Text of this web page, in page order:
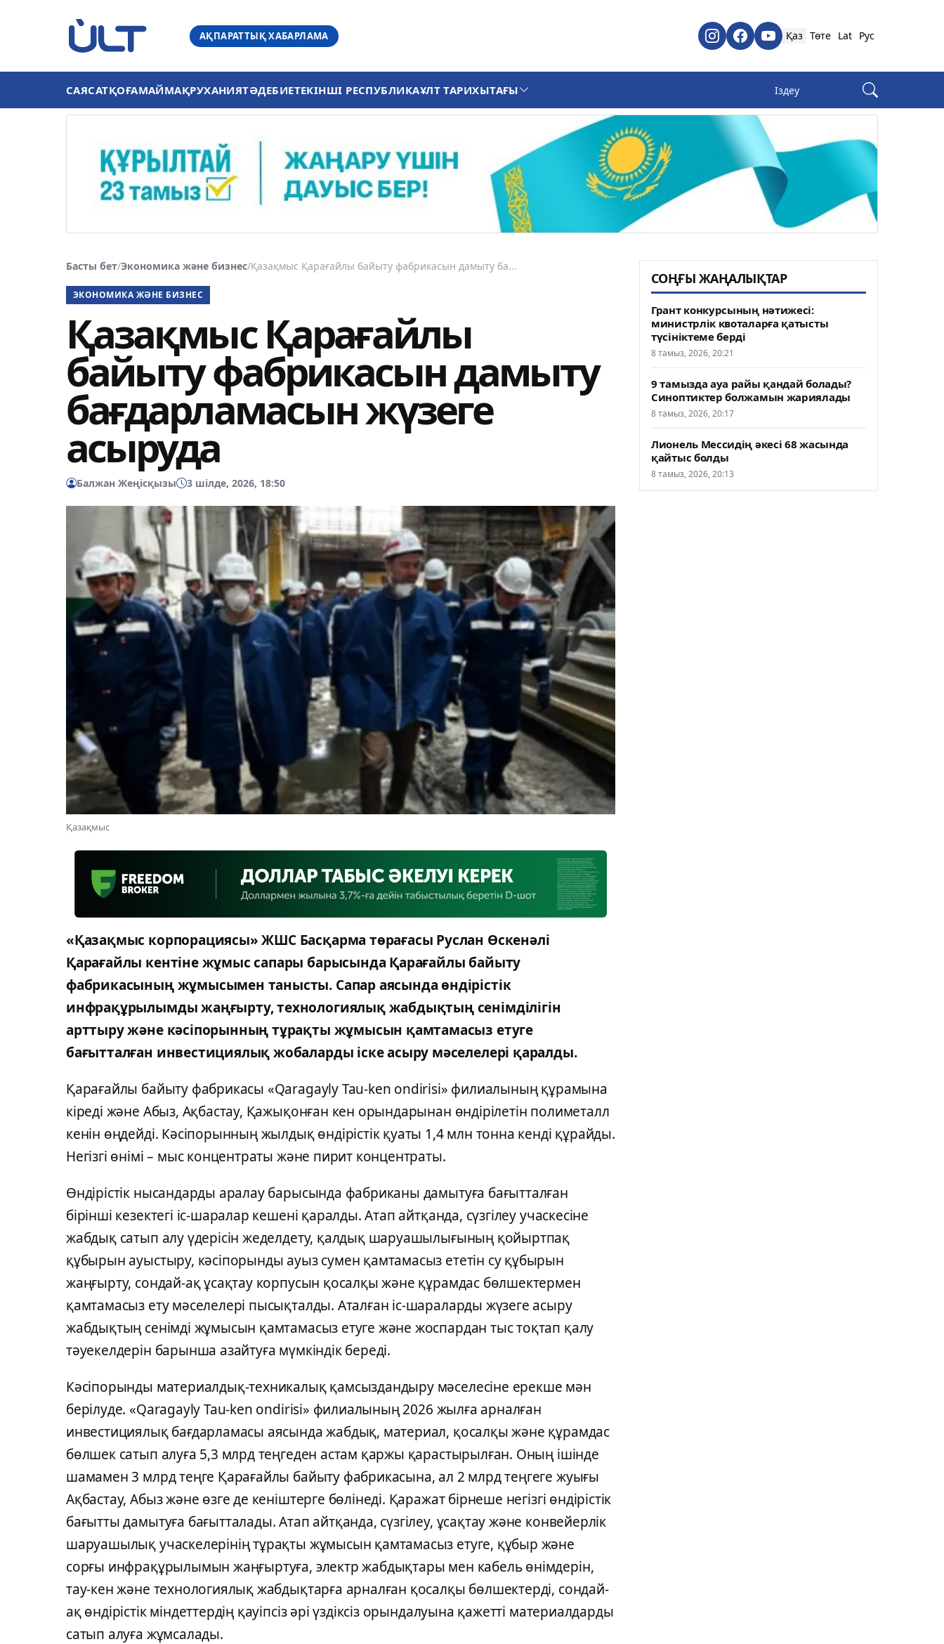
АҚПАРАТТЫҚ ХАБАРЛАМА Қаз Төте Lat Рус
САЯСАТҚОҒАМАЙМАҚРУХАНИЯТӘДЕБИЕТЕКІНШІ РЕСПУБЛИКАҰЛТ ТАРИХЫТАҒЫ
Басты бет/Экономика және бизнес/Қазақмыс Қарағайлы байыту фабрикасын дамыту ба...
ЭКОНОМИКА ЖӘНЕ БИЗНЕС
Қазақмыс Қарағайлы
байыту фабрикасын дамыту
бағдарламасын жүзеге
асыруда
Балжан Жеңісқызы 3 шілде, 2026, 18:50
Қазақмыс
«Қазақмыс корпорациясы» ЖШС Басқарма төрағасы Руслан Өскенәлі
Қарағайлы кентіне жұмыс сапары барысында Қарағайлы байыту
фабрикасының жұмысымен танысты. Сапар аясында өндірістік
инфрақұрылымды жаңғырту, технологиялық жабдықтың сенімділігін
арттыру және кәсіпорынның тұрақты жұмысын қамтамасыз етуге
бағытталған инвестициялық жобаларды іске асыру мәселелері қаралды.
Қарағайлы байыту фабрикасы «Qaragayly Tau-ken ondirisi» филиалының құрамына
кіреді және Абыз, Ақбастау, Қажықонған кен орындарынан өндірілетін полиметалл
кенін өңдейді. Кәсіпорынның жылдық өндірістік қуаты 1,4 млн тонна кенді құрайды.
Негізгі өнімі – мыс концентраты және пирит концентраты.
Өндірістік нысандарды аралау барысында фабриканы дамытуға бағытталған
бірінші кезектегі іс-шаралар кешені қаралды. Атап айтқанда, сүзгілеу учаскесіне
жабдық сатып алу үдерісін жеделдету, қалдық шаруашылығының қойыртпақ
құбырын ауыстыру, кәсіпорынды ауыз сумен қамтамасыз ететін су құбырын
жаңғырту, сондай-ақ ұсақтау корпусын қосалқы және құрамдас бөлшектермен
қамтамасыз ету мәселелері пысықталды. Аталған іс-шараларды жүзеге асыру
жабдықтың сенімді жұмысын қамтамасыз етуге және жоспардан тыс тоқтап қалу
тәуекелдерін барынша азайтуға мүмкіндік береді.
Кәсіпорынды материалдық-техникалық қамсыздандыру мәселесіне ерекше мән
берілуде. «Qaragayly Tau-ken ondirisi» филиалының 2026 жылға арналған
инвестициялық бағдарламасы аясында жабдық, материал, қосалқы және құрамдас
бөлшек сатып алуға 5,3 млрд теңгеден астам қаржы қарастырылған. Оның ішінде
шамамен 3 млрд теңге Қарағайлы байыту фабрикасына, ал 2 млрд теңгеге жуығы
Ақбастау, Абыз және өзге де кеніштерге бөлінеді. Қаражат бірнеше негізгі өндірістік
бағытты дамытуға бағытталады. Атап айтқанда, сүзгілеу, ұсақтау және конвейерлік
шаруашылық учаскелерінің тұрақты жұмысын қамтамасыз етуге, құбыр және
сорғы инфрақұрылымын жаңғыртуға, электр жабдықтары мен кабель өнімдерін,
тау-кен және технологиялық жабдықтарға арналған қосалқы бөлшектерді, сондай-
ақ өндірістік міндеттердің қауіпсіз әрі үздіксіз орындалуына қажетті материалдарды
сатып алуға жұмсалады.
СОҢҒЫ ЖАҢАЛЫҚТАР
Грант конкурсының нәтижесі:
министрлік квоталарға қатысты
түсініктеме берді
8 тамыз, 2026, 20:21
9 тамызда ауа райы қандай болады?
Синоптиктер болжамын жариялады
8 тамыз, 2026, 20:17
Лионель Мессидің әкесі 68 жасында
қайтыс болды
8 тамыз, 2026, 20:13